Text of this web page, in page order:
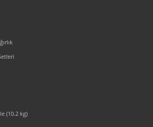
(10.2 kg)